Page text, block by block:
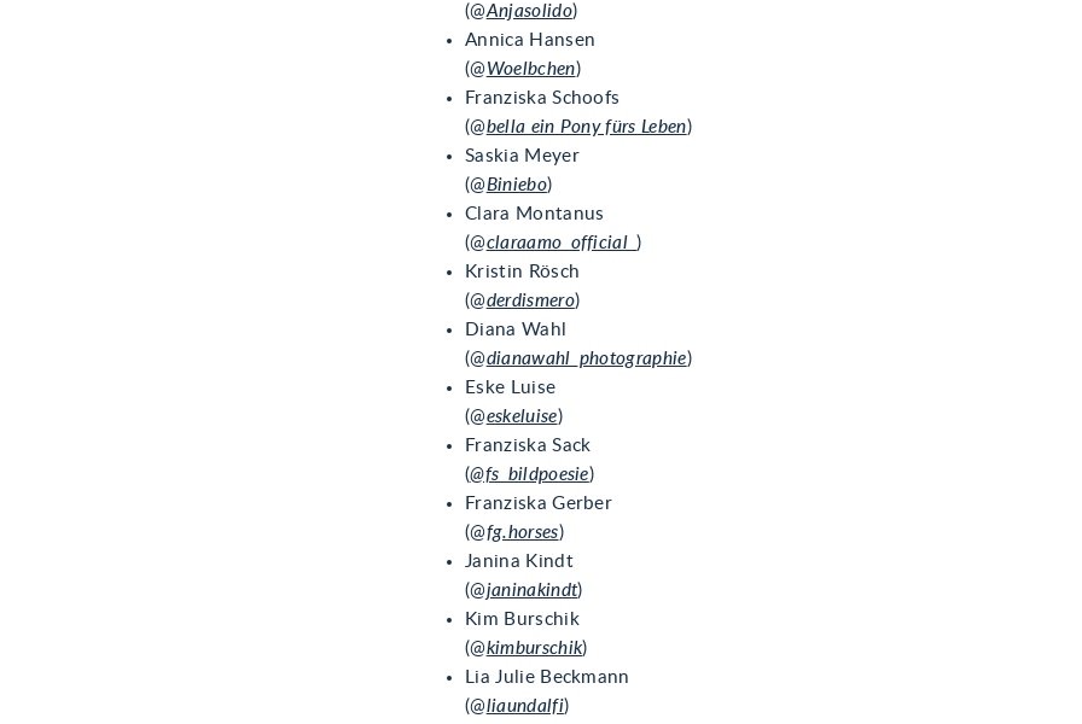
(@Anjasolido)
Annica Hansen
(@Woelbchen)
Franziska Schoofs
(@bella ein Pony fürs Leben)
Saskia Meyer
(@Biniebo)
Clara Montanus
(@claraamo_official_)
Kristin Rösch
(@derdismero)
Diana Wahl
(@dianawahl_photographie)
Eske Luise
(@eskeluise)
Franziska Sack
(@fs_bildpoesie)
Franziska Gerber
(@fg.horses)
Janina Kindt
(@janinakindt)
Kim Burschik
(@kimburschik)
Lia Julie Beckmann
(@liaundalfi)